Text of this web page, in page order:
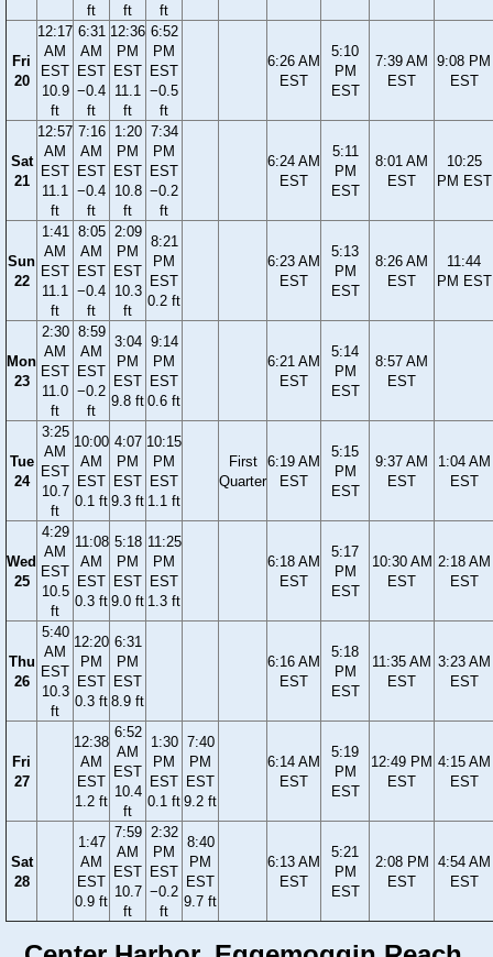
ft
ft
ft
Fri
20
12:17
AM
EST
10.9
ft
6:31
AM
EST
−0.4
ft
12:36
PM
EST
11.1
ft
6:52
PM
EST
−0.5
ft
6:26 AM
EST
5:10
PM
EST
7:39 AM
EST
9:08 PM
EST
Sat
21
12:57
AM
EST
11.1
ft
7:16
AM
EST
−0.4
ft
1:20
PM
EST
10.8
ft
7:34
PM
EST
−0.2
ft
6:24 AM
EST
5:11
PM
EST
8:01 AM
EST
10:25
PM EST
Sun
22
1:41
AM
EST
11.1
ft
8:05
AM
EST
−0.4
ft
2:09
PM
EST
10.3
ft
8:21
PM
EST
0.2 ft
6:23 AM
EST
5:13
PM
EST
8:26 AM
EST
11:44
PM EST
Mon
23
2:30
AM
EST
11.0
ft
8:59
AM
EST
−0.2
ft
3:04
PM
EST
9.8 ft
9:14
PM
EST
0.6 ft
6:21 AM
EST
5:14
PM
EST
8:57 AM
EST
Tue
24
3:25
AM
EST
10.7
ft
10:00
AM
EST
0.1 ft
4:07
PM
EST
9.3 ft
10:15
PM
EST
1.1 ft
First
Quarter
6:19 AM
EST
5:15
PM
EST
9:37 AM
EST
1:04 AM
EST
Wed
25
4:29
AM
EST
10.5
ft
11:08
AM
EST
0.3 ft
5:18
PM
EST
9.0 ft
11:25
PM
EST
1.3 ft
6:18 AM
EST
5:17
PM
EST
10:30 AM
EST
2:18 AM
EST
Thu
26
5:40
AM
EST
10.3
ft
12:20
PM
EST
0.3 ft
6:31
PM
EST
8.9 ft
6:16 AM
EST
5:18
PM
EST
11:35 AM
EST
3:23 AM
EST
Fri
27
12:38
AM
EST
1.2 ft
6:52
AM
EST
10.4
ft
1:30
PM
EST
0.1 ft
7:40
PM
EST
9.2 ft
6:14 AM
EST
5:19
PM
EST
12:49 PM
EST
4:15 AM
EST
Sat
28
1:47
AM
EST
0.9 ft
7:59
AM
EST
10.7
ft
2:32
PM
EST
−0.2
ft
8:40
PM
EST
9.7 ft
6:13 AM
EST
5:21
PM
EST
2:08 PM
EST
4:54 AM
EST